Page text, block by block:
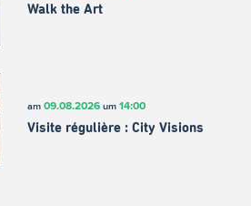
Walk the Art
am 09.08.2026um 14:00
Visite régulière : City Visions